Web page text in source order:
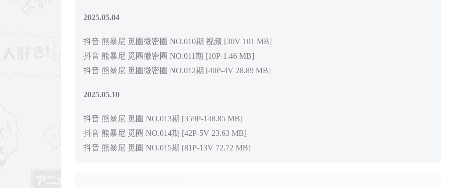
2025.05.04
抖音 熊暴尼 觅圈微密圈 NO.010期 视频 [30V 101 MB]
抖音 熊暴尼 觅圈微密圈 NO.011期 [10P-1.46 MB]
抖音 熊暴尼 觅圈微密圈 NO.012期 [40P-4V 28.89 MB]
2025.05.10
抖音 熊暴尼 觅圈 NO.013期 [359P-148.85 MB]
抖音 熊暴尼 觅圈 NO.014期 [42P-5V 23.63 MB]
抖音 熊暴尼 觅圈 NO.015期 [81P-13V 72.72 MB]